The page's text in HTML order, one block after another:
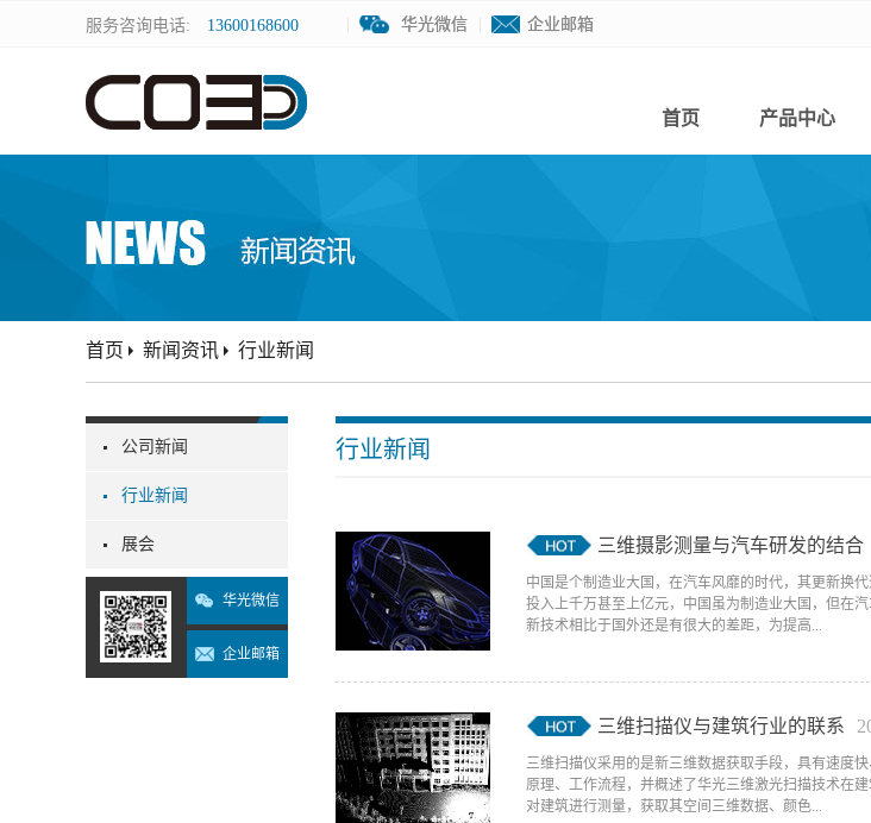
服务咨询电话: 13600168600 企业邮箱
华光微信 企业邮箱
华光微信
首页 产品中心
公司新闻
行业新闻
展会
华光微信
企业邮箱
首页 新闻资讯 行业新闻
行业新闻
三维摄影测量与汽车研发的结合
中国是个制造业大国，在汽车风靡的时代，其更新换
投入上千万甚至上亿元，中国虽为制造业大国，但在
新技术相比于国外还是有很大的差距，为提高...
三维扫描仪与建筑行业的联系
三维扫描仪采用的是新三维数据获取手段，具有速度
原理、工作流程，并概述了华光三维激光扫描技术
对建筑进行测量，获取其空间三维数据、颜色...